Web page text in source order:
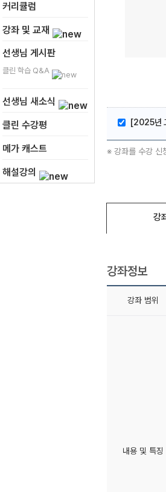
커리큘럼
강좌 및 교재
선생님 게시판
클린 학습 Q&A
선생님 새소식
클린 수강평
메가 캐스트
해설강의
[2025년
※ 강좌를 수강 신
강
강좌정보
강좌 범위
내용 및 특징